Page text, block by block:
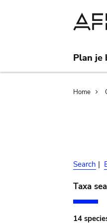
Plan je
Home
Search |
Taxa
14